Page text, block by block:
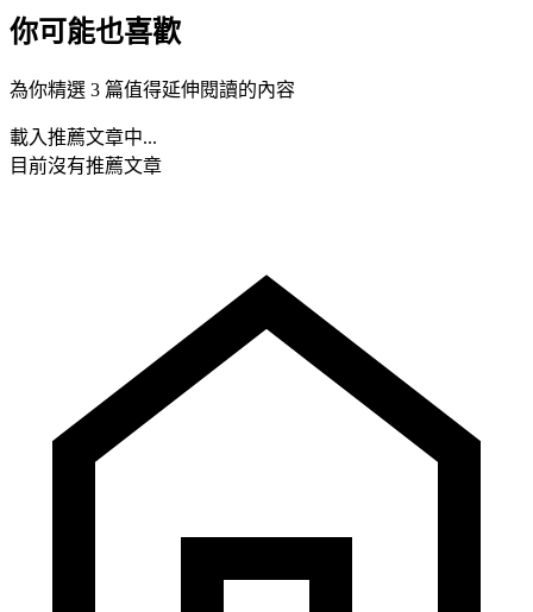
你可能也喜歡
為你精選 3 篇值得延伸閱讀的內容
載入推薦文章中...
目前沒有推薦文章